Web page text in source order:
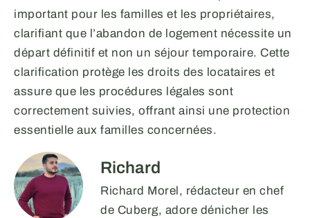
important pour les familles et les propriétaires,
clarifiant que l’abandon de logement nécessite un
départ définitif et non un séjour temporaire. Cette
clarification protège les droits des locataires et
assure que les procédures légales sont
correctement suivies, offrant ainsi une protection
essentielle aux familles concernées.
Richard
Richard Morel, rédacteur en chef
de Cuberg, adore dénicher les